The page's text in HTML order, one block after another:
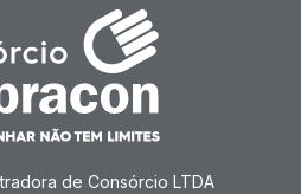
de Consórcio LTDA